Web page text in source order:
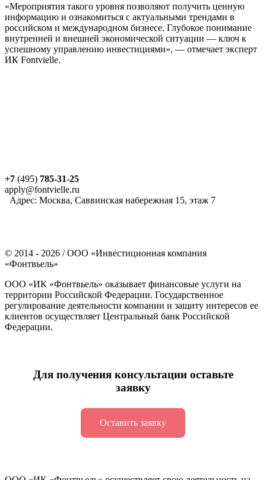
«Мероприятия такого уровня позволяют получить ценную
информацию и ознакомиться с актуальными трендами в
российском и международном бизнесе. Глубокое понимание
внутренней и внешней экономической ситуации — ключ к
успешному управлению инвестициями», — отмечает эксперт
ИК Fontvielle.
+7 (495) 785-31-25
apply@fontvielle.ru
Адрес: Москва, Саввинская набережная 15, этаж 7
© 2014 - 2026 / ООО «Инвестиционная компания
«Фонтвьель»
ООО «ИК «Фонтвьель» оказывает финансовые услуги на
территории Российской Федерации. Государственное
регулирование деятельности компании и защиту интересов ее
клиентов осуществляет Центральный банк Российской
Федерации.
Для получения консультации оставьте
заявку
Оставить заявку